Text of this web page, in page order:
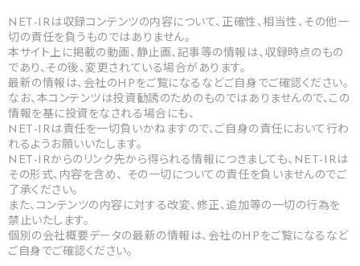
NET-IRは収録コンテンツの内容について、正確性、相当性、その他一
切の責任を負うものではありません。
本サイト上に掲載の動画、静止画、記事等の情報は、収録時点のもの
であり、その後、変更されている場合があります。
最新の情報は、会社のHPをご覧になるなどご自身でご確認ください。
なお、本コンテンツは投資勧誘のためのものではありませんので、この
情報を基に投資をなされる場合にも、
NET-IRは責任を一切負いかねますので、ご自身の責任において行わ
れるようお願いいたします。
NET-IRからのリンク先から得られる情報につきましても、NET-IRは
その形式、内容を含め、 その一切についての責任を負いませんのでご
了承ください。
また、コンテンツの内容に対する改変、修正、追加等の一切の行為を
禁止いたします。
個別の会社概要データの最新の情報は、会社のHPをご覧になるなど
ご自身でご確認ください。